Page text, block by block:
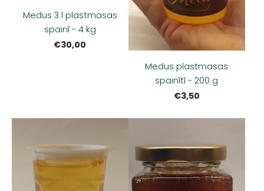
Medus 3 l plastmasas
spainī - 4 kg
€30,00
Medus plastmasas
spainītī - 200 g
€3,50